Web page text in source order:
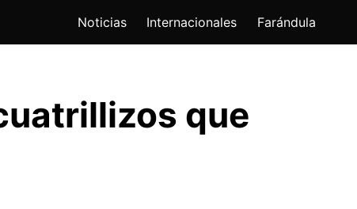
Noticias Internacionales Farándula
que